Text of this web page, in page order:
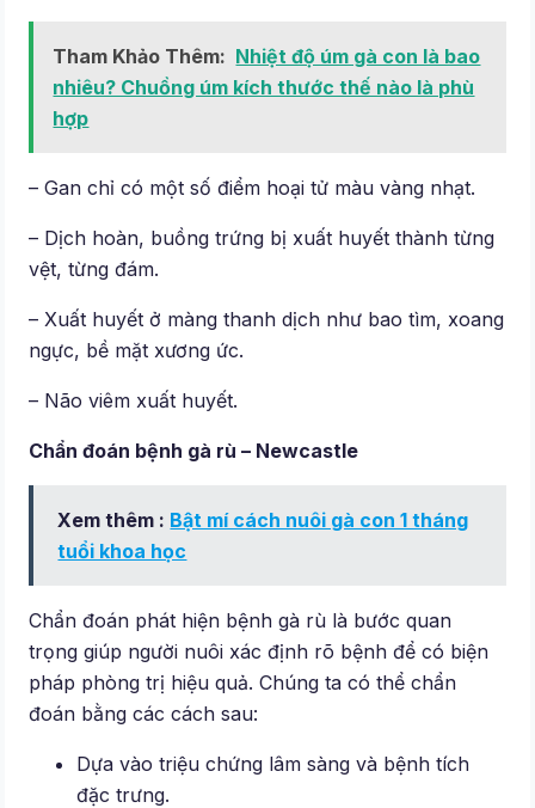
Tham Khảo Thêm: Nhiệt độ úm gà con là bao
nhiêu? Chuồng úm kích thước thế nào là phù
hợp
– Gan chỉ có một số điểm hoại tử màu vàng nhạt.
– Dịch hoàn, buồng trứng bị xuất huyết thành từng
vệt, từng đám.
– Xuất huyết ở màng thanh dịch như bao tìm, xoang
ngực, bề mặt xương ức.
– Não viêm xuất huyết.
Chẩn đoán bệnh gà rù – Newcastle
Xem thêm : Bật mí cách nuôi gà con 1 tháng
tuổi khoa học
Chẩn đoán phát hiện bệnh gà rù là bước quan
trọng giúp người nuôi xác định rõ bệnh để có biện
pháp phòng trị hiệu quả. Chúng ta có thể chẩn
đoán bằng các cách sau:
Dựa vào triệu chứng lâm sàng và bệnh tích
đặc trưng.